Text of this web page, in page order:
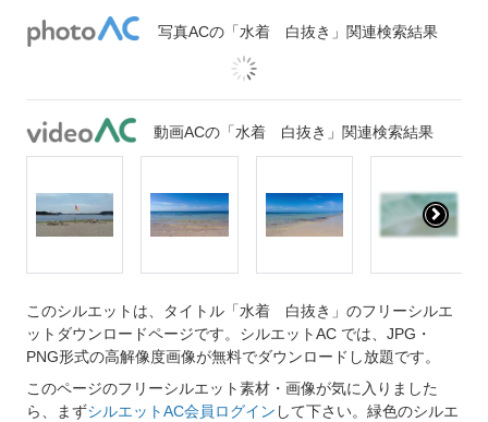
写真ACの「水着 白抜き」関連検索結果
動画ACの「水着 白抜き」関連検索結果
このシルエットは、タイトル「水着 白抜き」のフリーシルエ
ットダウンロードページです。シルエットAC では、JPG・
PNG形式の高解像度画像が無料でダウンロードし放題です。
このページのフリーシルエット素材・画像が気に入りました
ら、まずシルエットAC会員ログイン して下さい。緑色のシルエ